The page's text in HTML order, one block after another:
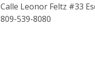
Calle Leonor Feltz #33
809-539-8080